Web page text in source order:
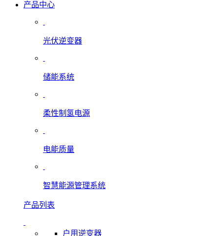
产品中心
光伏逆变器
储能系统
柔性制氢电源
电能质量
智慧能源管理系统
产品列表
户用逆变器